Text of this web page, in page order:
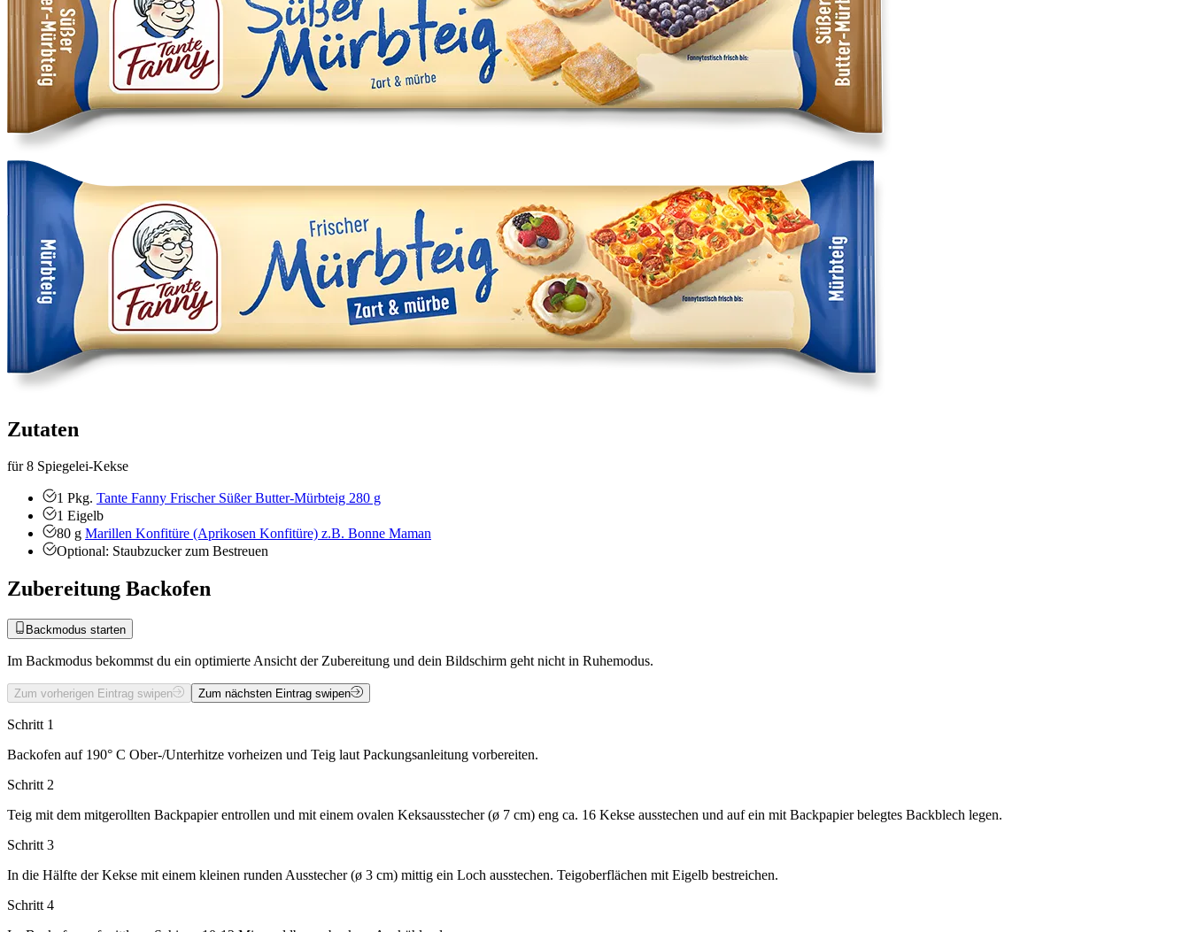
Zutaten
für 8 Spiegelei-Kekse
1 Pkg. Tante Fanny Frischer Süßer Butter-Mürbteig 280 g
1 Eigelb
80 g Marillen Konfitüre (Aprikosen Konfitüre) z.B. Bonne Maman
Optional: Staubzucker zum Bestreuen
Zubereitung Backofen
Backmodus starten
Im Backmodus bekommst du ein optimierte Ansicht der Zubereitung und dein Bildschirm geht nicht in Ruhemodus.
Zum vorherigen Eintrag swipen Zum nächsten Eintrag swipen
Schritt 1
Backofen auf 190° C Ober-/Unterhitze vorheizen und Teig laut Packungsanleitung vorbereiten.
Schritt 2
Teig mit dem mitgerollten Backpapier entrollen und mit einem ovalen Keksausstecher (ø 7 cm) eng ca. 16 Kekse ausstechen und auf ein mit Backpapier belegtes Backblech legen.
Schritt 3
In die Hälfte der Kekse mit einem kleinen runden Ausstecher (ø 3 cm) mittig ein Loch ausstechen. Teigoberflächen mit Eigelb bestreichen.
Schritt 4